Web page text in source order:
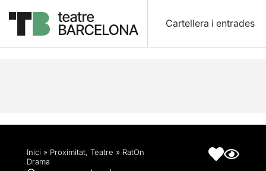
Cartellera i entrades
Descripció Fitxa artística
Inici » Proximitat, Teatre » RatOn
Drama